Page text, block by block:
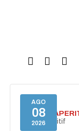
AGO
08
2026
SECRET
Secret aperitif